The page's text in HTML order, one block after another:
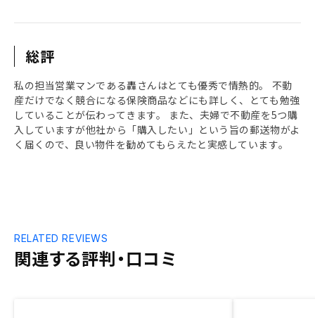
総評
私の担当営業マンである轟さんはとても優秀で情熱的。 不動
産だけでなく競合になる保険商品などにも詳しく、とても勉強
していることが伝わってきます。 また、夫婦で不動産を5つ購
入していますが他社から「購入したい」という旨の郵送物がよ
く届くので、良い物件を勧めてもらえたと実感しています。
関連する評判・口コミ
RELATED REVIEWS